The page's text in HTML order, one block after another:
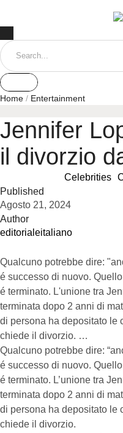
Home / Entertainment
Jennifer
il divorzio
Celebrities
Published
Agosto 21, 2024
Author
editorialeitaliano
Qualcuno potrebbe dire:
é successo di nuovo.
é terminato. L'unione tra
terminata dopo 2 anni di
di persona ha depositato le
chiede il divorzio. …
Qualcuno potrebbe dire:
é successo di nuovo.
é terminato. L’unione tra
terminata dopo 2 anni di
di persona ha depositato le
chiede il divorzio.